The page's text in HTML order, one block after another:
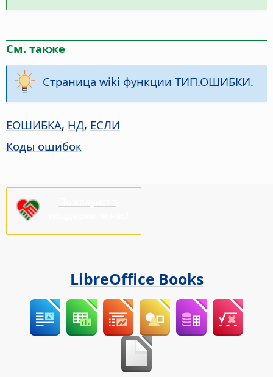
См. также
Страница wiki функции ТИП.ОШИБКИ.
ЕОШИБКА, НД, ЕСЛИ
Коды ошибок
LibreOffice Books